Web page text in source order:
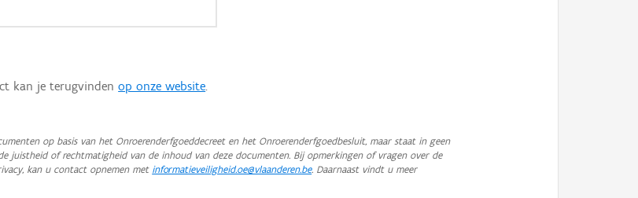
kan je terugvindenop onze website.
op basis van het Onroerenderfgoeddecreet en het Onroerenderfgoedbesluit, maar staat in geen
juistheid of rechtmatigheid van de inhoud van deze documenten. Bij opmerkingen of vragen over de
kan u contact opnemen met informatieveiligheid.oe@vlaanderen.be. Daarnaast vindt u meer